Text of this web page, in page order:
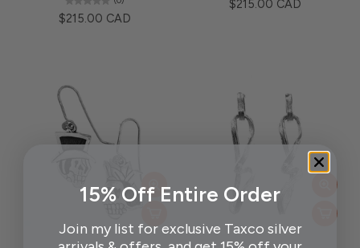
$215.00 CAD
$215.00 CAD
15% Off Entire Order
Join my list for exclusive Taxco silver